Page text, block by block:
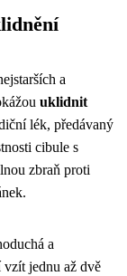
a
uklidnit
lék, předávaný
cibule s
zbraň proti
a
vzít jednu až dvě